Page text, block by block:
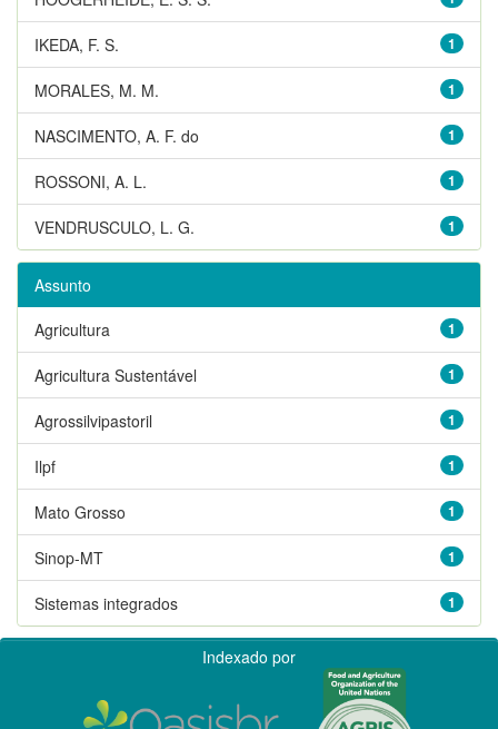
1
IKEDA, F. S.
1
MORALES, M. M.
1
NASCIMENTO, A. F. do
1
ROSSONI, A. L.
1
VENDRUSCULO, L. G.
Assunto
1
Agricultura
1
Agricultura Sustentável
1
Agrossilvipastoril
1
Ilpf
1
Mato Grosso
1
Sinop-MT
1
Sistemas integrados
Indexado por